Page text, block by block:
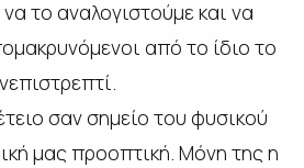
το αναλογιστούμε και να
από το ίδιο το
σαν σημείο του φυσικού
μας προοπτική. Μόνη της η